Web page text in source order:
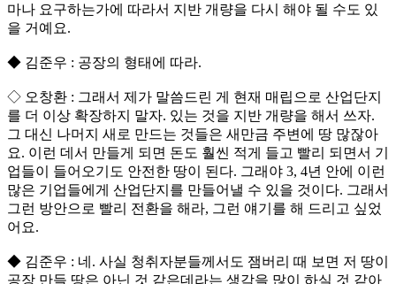
마나 요구하는가에 따라서 지반 개량을 다시 해야 될 수도 있
을 거예요.
◆ 김준우 : 공장의 형태에 따라.
◇ 오창환 : 그래서 제가 말씀드린 게 현재 매립으로 산업단지
를 더 이상 확장하지 말자. 있는 것을 지반 개량을 해서 쓰자.
그 대신 나머지 새로 만드는 것들은 새만금 주변에 땅 많잖아
요. 이런 데서 만들게 되면 돈도 훨씬 적게 들고 빨리 되면서 기
업들이 들어오기도 안전한 땅이 된다. 그래야 3, 4년 안에 이런
많은 기업들에게 산업단지를 만들어낼 수 있을 것이다. 그래서
그런 방안으로 빨리 전환을 해라, 그런 얘기를 해 드리고 싶었
어요.
◆ 김준우 : 네. 사실 청취자분들께서도 잼버리 때 보면 저 땅이
공장 만들 땅은 아닌 것 같은데라는 생각을 많이 하실 것 같아